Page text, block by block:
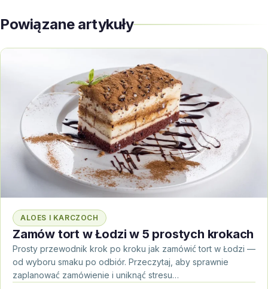
Powiązane artykuły
ALOES I KARCZOCH
Zamów tort w Łodzi w 5 prostych krokach
Prosty przewodnik krok po kroku jak zamówić tort w Łodzi —
od wyboru smaku po odbiór. Przeczytaj, aby sprawnie
zaplanować zamówienie i uniknąć stresu…